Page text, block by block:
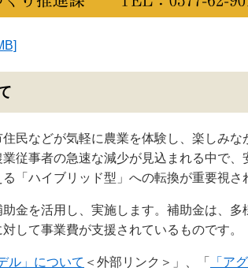
民などが気軽に農業を体験し、楽しみ
従事者の急速な減少が見込まれる中で
「ハイブリッド型」への転換が重要視さ
金を活用し、実施します。補助金は、
して事業費が支援されているものです。
ル」について ＜外部リンク＞ 」、「 「ア